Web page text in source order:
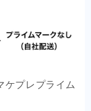
ケプレプライム